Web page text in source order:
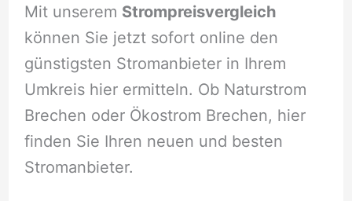
Mit unserem Strompreisvergleich
können Sie jetzt sofort online den
günstigsten Stromanbieter in Ihrem
Umkreis hier ermitteln. Ob Naturstrom
Brechen oder Ökostrom Brechen, hier
finden Sie Ihren neuen und besten
Stromanbieter.